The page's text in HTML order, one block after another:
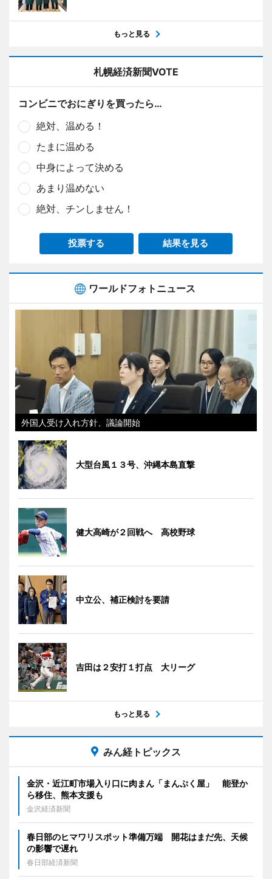
もっと見る
札幌経済新聞VOTE
コンビニでおにぎりを買ったら…
絶対、温める！
たまに温める
中身によって決める
あまり温めない
絶対、チンしません！
投票する 結果を見る
ワールドフォトニュース
外国人受け入れ方針、議論開始
大型台風１３号、沖縄本島直撃
健大高崎が２回戦へ 高校野球
中立公、補正検討を要請
吉田は２安打１打点 大リーグ
もっと見る
みん経トピックス
金沢・近江町市場入り口に肉まん「まんぷく屋」 能登か
ら移住、熊本支援も
金沢経済新聞
春日部のヒマワリスポット準備万端 開花はまだ先、天候
の影響で遅れ
春日部経済新聞